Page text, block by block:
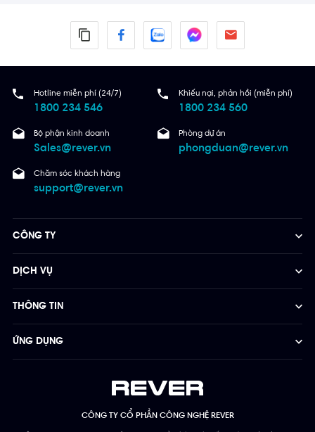
Hotline miễn phí (24/7)
1800 234 546
Khiếu nại, phản hồi (miễn phí)
1800 234 560
Bộ phận kinh doanh
Sales@rever.vn
Phòng dự án
phongduan@rever.vn
Chăm sóc khách hàng
support@rever.vn
CÔNG TY CỔ PHẦN CÔNG NGHỆ REVER
CÔNG TY
DỊCH VỤ
THÔNG TIN
ỨNG DỤNG